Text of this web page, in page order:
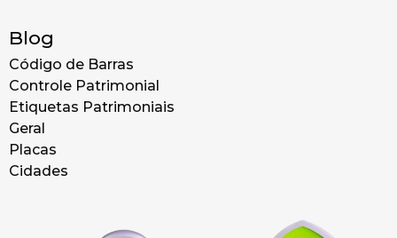
Blog
Código de Barras
Controle Patrimonial
Etiquetas Patrimoniais
Geral
Placas
Cidades